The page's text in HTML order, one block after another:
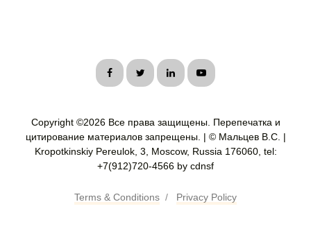
Copyright ©2026 Все права защищены. Перепечатка и
цитирование материалов запрещены. | © Мальцев В.С. |
Kropotkinskiy Pereulok, 3, Moscow, Russia 176060, tel:
+7(912)720-4566 by cdnsf
Terms & Conditions / Privacy Policy